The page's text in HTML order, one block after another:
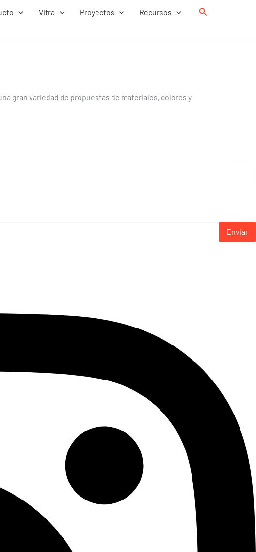
Vitra Proyectos Recursos Buscar
gran variedad de propuestas de materiales, colores y
Enviar